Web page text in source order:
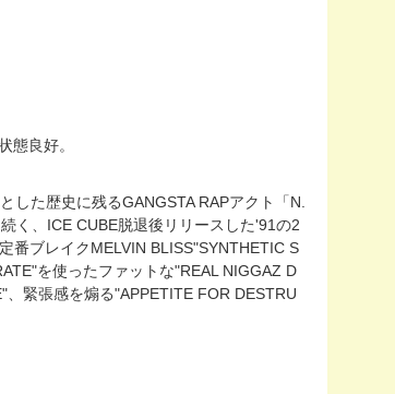
態良好。
した歴史に残るGANGSTA RAPアクト「N.
く、ICE CUBE脱退後リリースした'91の2
番ブレイクMELVIN BLISS"SYNTHETIC S
を使ったファットな"REAL NIGGAZ D
緊張感を煽る"APPETITE FOR DESTRU